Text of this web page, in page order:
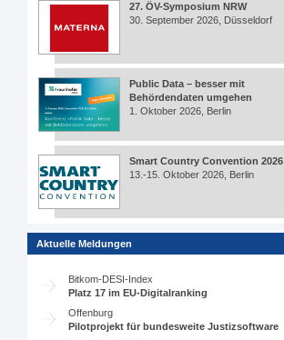
27. ÖV-Symposium NRW
30. September 2026, Düsseldorf
Public Data – besser mit
Behördendaten umgehen
1. Oktober 2026, Berlin
Smart Country Convention 2026
13.-15. Oktober 2026, Berlin
Aktuelle Meldungen
Bitkom-DESI-Index
Platz 17 im EU-Digitalranking
Offenburg
Pilotprojekt für bundesweite Justizsoftware